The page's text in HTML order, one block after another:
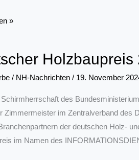
»
/ NH-Nachrichten / 19. November
des
Zimmermeister im Zentralverband des
der deutschen Holz-
im Namen des